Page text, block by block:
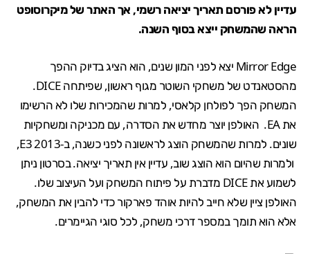
עדיין לא פורסם תאריך יציאה רשמי, אך האתר שלמיקרוסופט
הראה שהמשחק ייצא בסוף השנה.
Mirror Edge יצא לפני המון שנים, הוא הציג בדיוק ההפך
מהסטאנדט של משחקי השוטר מגוף ראשון, שפיתחה DICE.
המשחק הפך לפולחן קלאסי, למרות שהמכירות שלו לא הרשימו
את EA. האולפן יוצר מחדש את הסדרה, עם מכניקה ומשחקיות
שונים. למרות שהמשחק הוצג לראשונה לפני כשנה, ב-E3 2013,
ולמרות שהיום הוא הוצג שוב, עדיין אין תאריך יציאה. בסרטון ניתן
לשמוע את DICE מדברת על פיתוח המשחק ועל העיצוב שלו.
האולפן ציין שלא חייב להיות אוהד פארקור כדי להבין את המשחק,
אלא הוא תומך במספר דרכי משחק, לכל סוגי הגיימרים.